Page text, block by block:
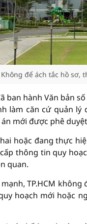
Không để ách tắc hồ sơ,
ban hành Văn bản
làm căn cứ quản
mới được phê
hoặc đang thực
thông tin quy
quan.
TP.HCM
hoạch mới hoặc